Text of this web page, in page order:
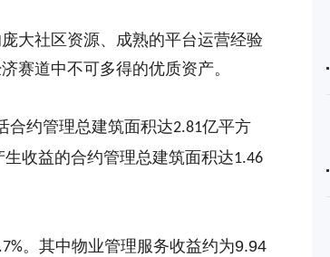
大社区资源、成熟的平台运营经验
赛道中不可多得的优质资产。
合约管理总建筑面积达2.81亿平方
生收益的合约管理总建筑面积达1.46
。 其中物业管理服务收益约为9.94